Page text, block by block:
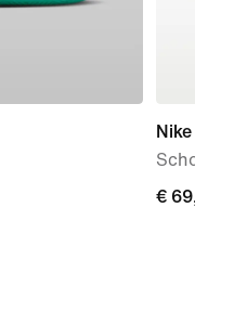
Nike Force
Schoenen
€ 69,99
€ 69,99